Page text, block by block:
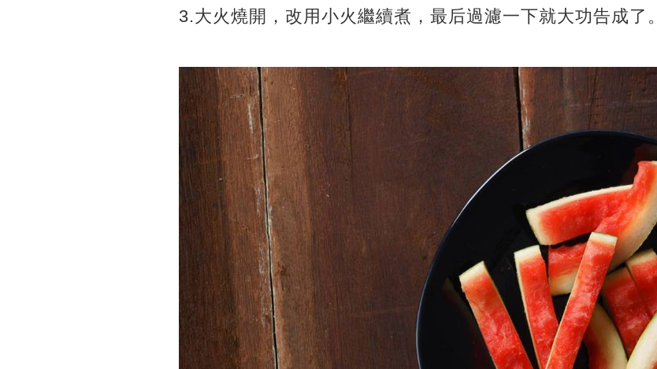
3.大火燒開，改用小火繼續煮，最后過濾一下就大功告成了。